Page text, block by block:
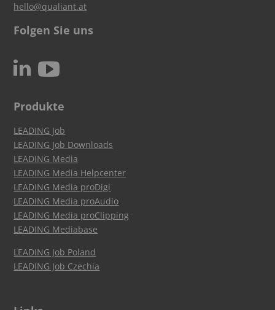
hello@qualiant.at
Folgen Sie uns
N c
Produkte
LEADING Job
LEADING Job Downloads
LEADING Media
LEADING Media Helpcenter
LEADING Media proDigi
LEADING Media proAudio
LEADING Media proClipping
LEADING Mediabase
LEADING Job Poland
LEADING Job Czechia